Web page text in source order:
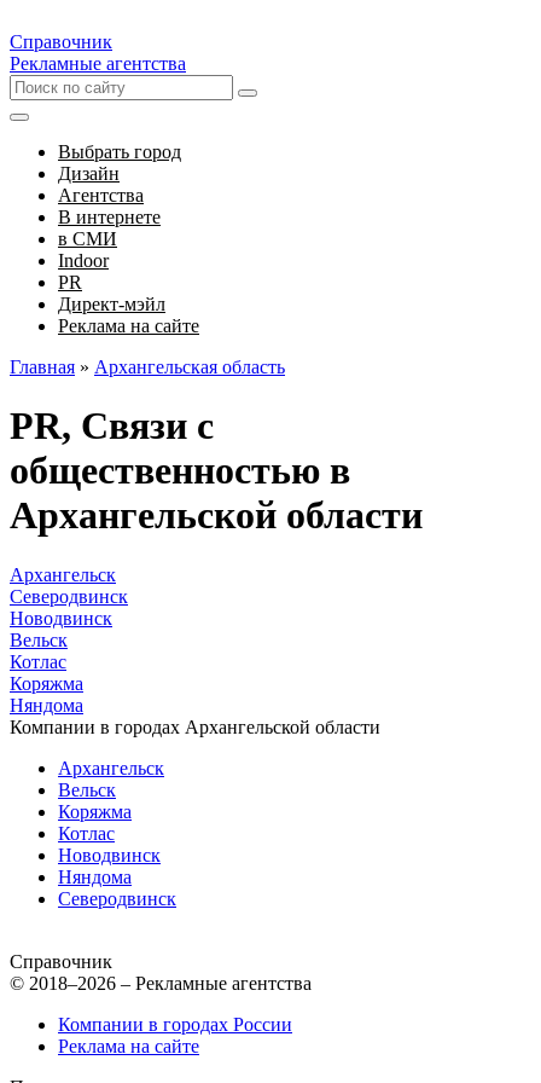
Справочник
Рекламные агентства
Выбрать город
Дизайн
Агентства
В интернете
в СМИ
Indoor
PR
Директ-мэйл
Реклама на сайте
Главная » Архангельская область
PR, Связи с
общественностью в
Архангельской области
Архангельск
Северодвинск
Новодвинск
Вельск
Котлас
Коряжма
Няндома
Компании в городах Архангельской области
Архангельск
Вельск
Коряжма
Котлас
Новодвинск
Няндома
Северодвинск
Справочник
© 2018–2026 – Рекламные агентства
Компании в городах России
Реклама на сайте